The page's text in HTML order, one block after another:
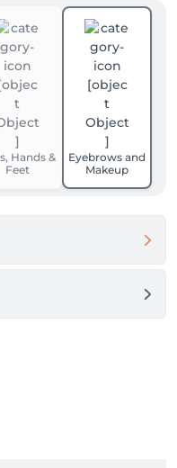
Hands &
Feet
Eyebrows and
Makeup